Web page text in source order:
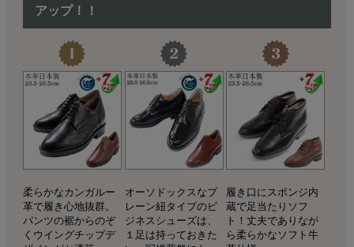
アップ！！
柔らかなカンガルー
革で履き心地抜群。
パンツの裾からのぞ
くウイングチップデ
オーソドックスなプ
レーン紐タイプのビ
ジネスシューズは、
１足は持っておきた
履き口にスポンジ内
蔵で足当たりソフ
ト！丈夫でありなが
ら柔らかなソフト牛